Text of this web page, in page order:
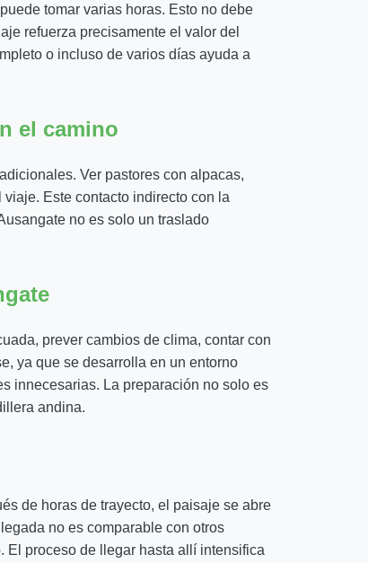
tomar varias horas. Esto no debe
refuerza precisamente el valor del
o incluso de varios días ayuda a
el camino
Ver pastores con alpacas,
Este contacto indirecto con la
no es solo un traslado
prever cambios de clima, contar con
ya que se desarrolla en un entorno
innecesarias. La preparación no solo es
andina.
de horas de trayecto, el paisaje se abre
no es comparable con otros
El proceso de llegar hasta allí intensifica